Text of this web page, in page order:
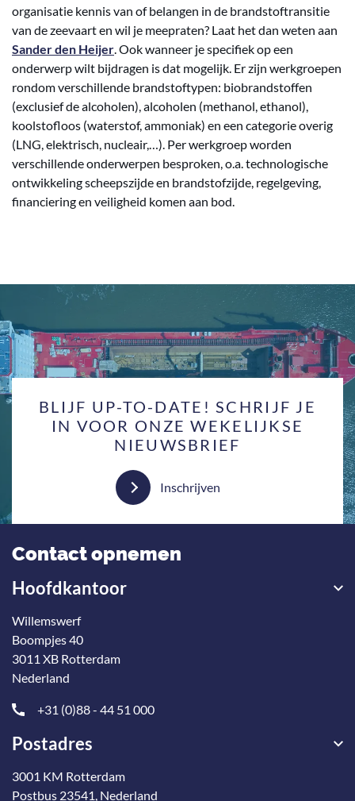
organisatie kennis van of belangen in de brandstoftransitie
van de zeevaart en wil je meepraten? Laat het dan weten aan
Sander den Heijer. Ook wanneer je specifiek op een
onderwerp wilt bijdragen is dat mogelijk. Er zijn werkgroepen
rondom verschillende brandstoftypen: biobrandstoffen
(exclusief de alcoholen), alcoholen (methanol, ethanol),
koolstofloos (waterstof, ammoniak) en een categorie overig
(LNG, elektrisch, nucleair,…). Per werkgroep worden
verschillende onderwerpen besproken, o.a. technologische
ontwikkeling scheepszijde en brandstofzijde, regelgeving,
financiering en veiligheid komen aan bod.
BLIJF UP-TO-DATE! SCHRIJF JE
IN VOOR ONZE WEKELIJKSE
NIEUWSBRIEF
Inschrijven
Contact opnemen
Hoofdkantoor
Willemswerf
Boompjes 40
3011 XB Rotterdam
Nederland
+31 (0)88 - 44 51 000
Postadres
3001 KM Rotterdam
Postbus 23541, Nederland